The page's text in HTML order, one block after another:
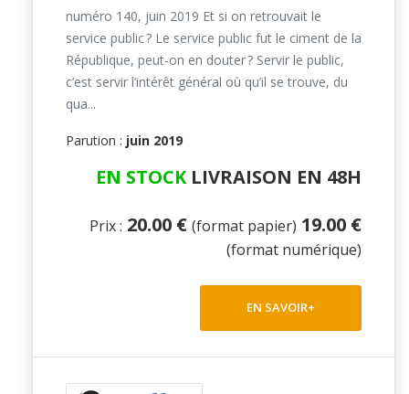
numéro 140, juin 2019 Et si on retrouvait le
service public ? Le service public fut le ciment de la
République, peut-on en douter ? Servir le public,
c’est servir l’intérêt général où qu’il se trouve, du
qua...
Parution : juin 2019
EN STOCKLIVRAISON EN 48H
Prix : 20.00 € (format papier) 19.00 €
(format numérique)
EN SAVOIR+